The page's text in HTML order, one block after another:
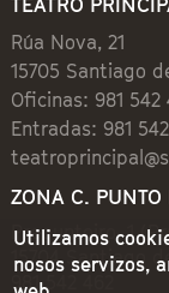
TEATRO
Rúa Nova, 21
15705 Santiago
Oficinas: 981 542
Entradas: 981
ZONA C. PUNTO
Preguntoiro, 1
15704 Santiago
981 542 462
Utilizamos
nosos servizos,